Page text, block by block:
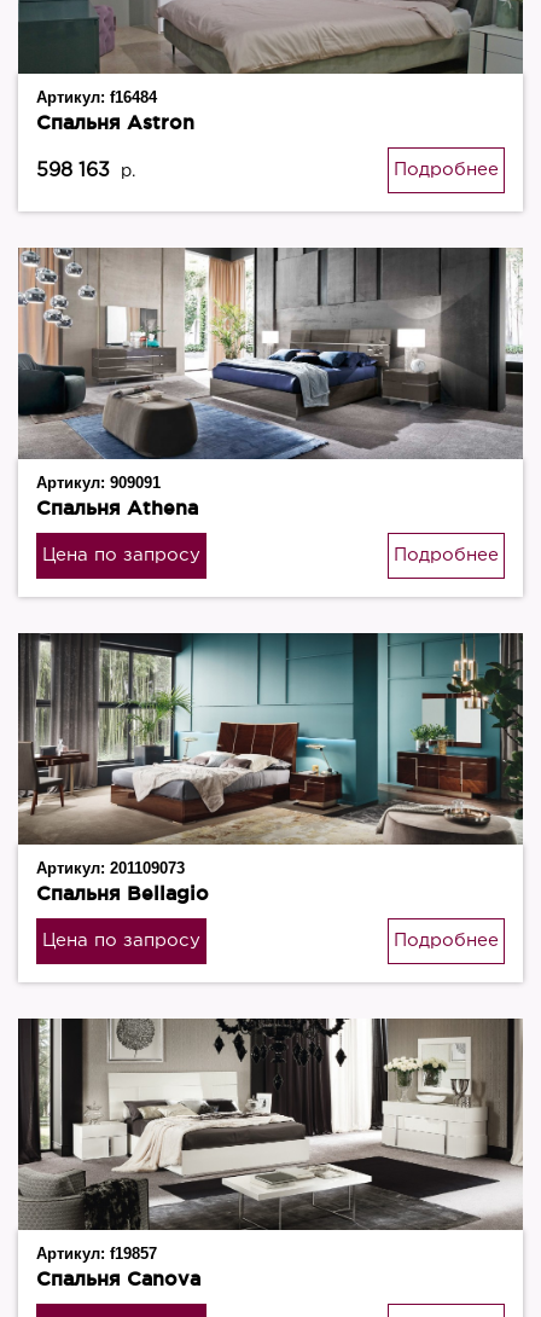
Артикул: f16484
Спальня Astron
598 163 р. Подробнее
Артикул: 909091
Спальня Athena
Цена по запросу Подробнее
Артикул: 201109073
Спальня Bellagio
Цена по запросу Подробнее
Артикул: f19857
Спальня Canova